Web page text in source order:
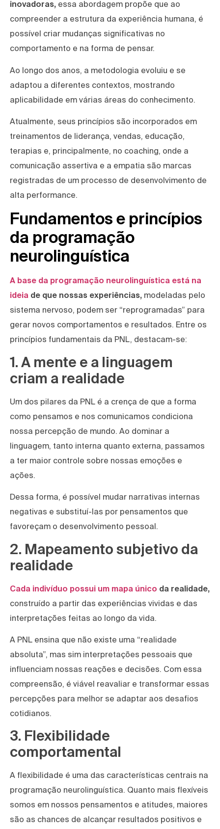
inovadoras, essa abordagem propõe que ao
compreender a estrutura da experiência humana, é
possível criar mudanças significativas no
comportamento e na forma de pensar.
Ao longo dos anos, a metodologia evoluiu e se
adaptou a diferentes contextos, mostrando
aplicabilidade em várias áreas do conhecimento.
Atualmente, seus princípios são incorporados em
treinamentos de liderança, vendas, educação,
terapias e, principalmente, no coaching, onde a
comunicação assertiva e a empatia são marcas
registradas de um processo de desenvolvimento de
alta performance.
Fundamentos e princípios
da programação
neurolinguística
A base da programação neurolinguística está na
ideia de que nossas experiências, modeladas pelo
sistema nervoso, podem ser “reprogramadas” para
gerar novos comportamentos e resultados. Entre os
princípios fundamentais da PNL, destacam-se:
1. A mente e a linguagem
criam a realidade
Um dos pilares da PNL é a crença de que a forma
como pensamos e nos comunicamos condiciona
nossa percepção de mundo. Ao dominar a
linguagem, tanto interna quanto externa, passamos
a ter maior controle sobre nossas emoções e
ações.
Dessa forma, é possível mudar narrativas internas
negativas e substituí-las por pensamentos que
favoreçam o desenvolvimento pessoal.
2. Mapeamento subjetivo da
realidade
Cada indivíduo possui um mapa único da realidade,
construído a partir das experiências vividas e das
interpretações feitas ao longo da vida.
A PNL ensina que não existe uma “realidade
absoluta”, mas sim interpretações pessoais que
influenciam nossas reações e decisões. Com essa
compreensão, é viável reavaliar e transformar essas
percepções para melhor se adaptar aos desafios
cotidianos.
3. Flexibilidade
comportamental
A flexibilidade é uma das características centrais na
programação neurolinguística. Quanto mais flexíveis
somos em nossos pensamentos e atitudes, maiores
são as chances de alcançar resultados positivos e